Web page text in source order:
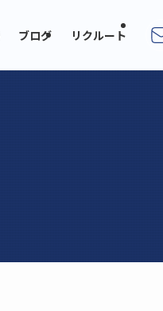
ブログ リクルート